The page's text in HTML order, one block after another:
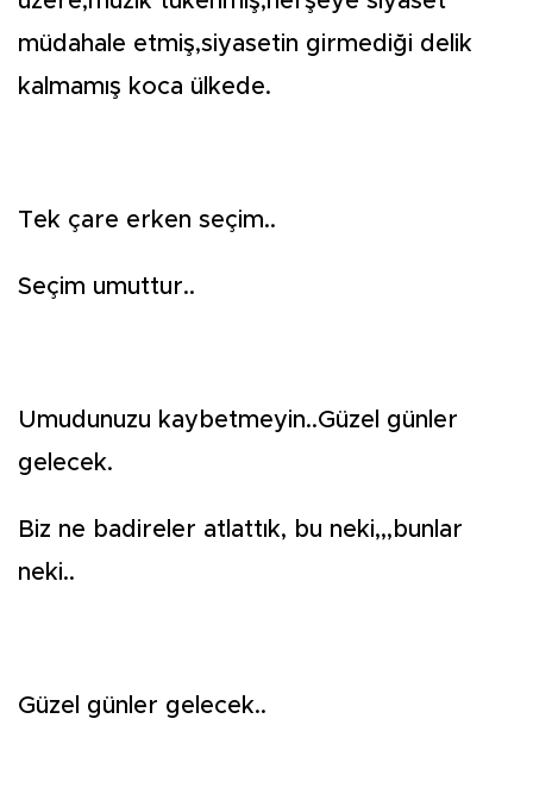
müdahale etmiş,siyasetin girmediği delik
kalmamış koca ülkede.
Tek çare erken seçim..
Seçim umuttur..
Umudunuzu kaybetmeyin..Güzel günler
gelecek.
Biz ne badireler atlattık, bu neki,,,bunlar
neki..
Güzel günler gelecek..